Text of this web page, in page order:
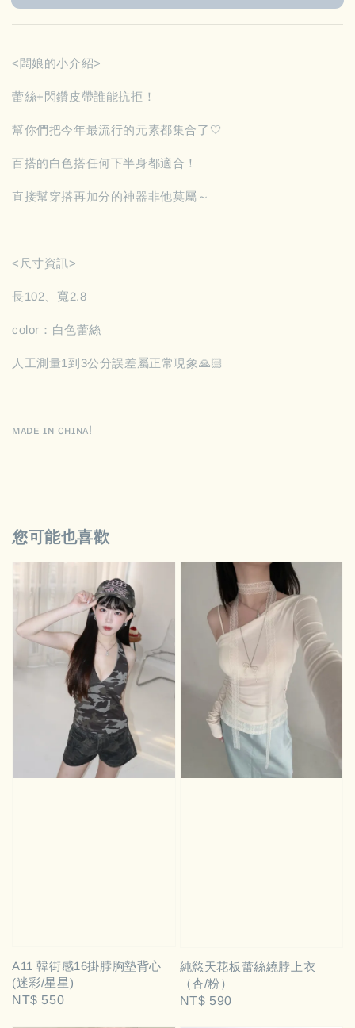
<闆娘的小介紹>
蕾絲+閃鑽皮帶誰能抗拒！
幫你們把今年最流行的元素都集合了🤍
百搭的白色搭任何下半身都適合！
直接幫穿搭再加分的神器非他莫屬～
<尺寸資訊>
長102、寬2.8
color：白色蕾絲
人工測量1到3公分誤差屬正常現象🙏🏻
ᴍᴀᴅᴇ ɪɴ ᴄʜɪɴᴀ!
您可能也喜歡
A11 韓街感16掛脖胸墊背心
(迷彩/星星)
Regular
NT$ 550
純慾天花板蕾絲繞脖上衣
（杏/粉）
Regular
NT$ 590